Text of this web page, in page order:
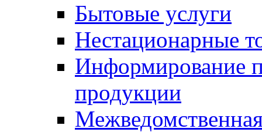
Бытовые услуги
Нестационарные
Информирование
продукции